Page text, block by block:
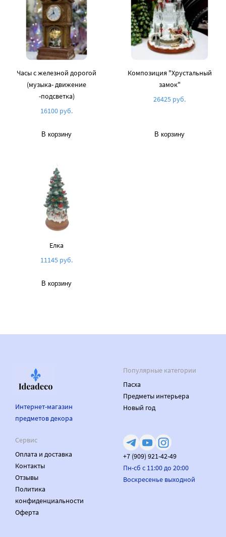
Часы с железной дорогой
(музыка- движение
-подсветка)
16100 руб.
В корзину
Композиция "Хрустальный
замок"
26425 руб.
В корзину
Елка
11145 руб.
В корзину
Интернет-магазин
предметов декора
Популярные категории
Пасха
Предметы интерьера
Новый год
Сервис
Оплата и доставка
Контакты
Отзывы
Политика
конфиденциальности
Оферта
+7 (909) 921-42-49
Пн-сб с 11:00 до 20:00
Воскресенье выходной